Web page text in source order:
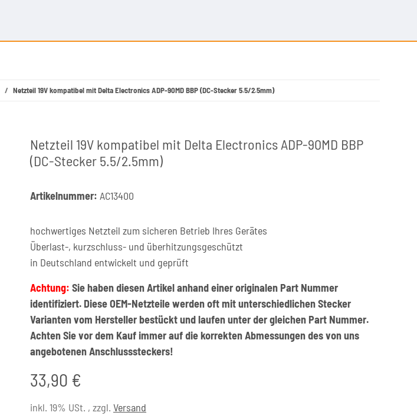
Netzteil 19V kompatibel mit Delta Electronics ADP-90MD BBP (DC-Stecker 5.5/2.5mm)
Netzteil 19V kompatibel mit Delta Electronics ADP-90MD BBP
(DC-Stecker 5.5/2.5mm)
Artikelnummer: AC13400
hochwertiges Netzteil zum sicheren Betrieb Ihres Gerätes
Überlast-, kurzschluss- und überhitzungsgeschützt
in Deutschland entwickelt und geprüft
Achtung: Sie haben diesen Artikel anhand einer originalen Part Nummer
identifiziert. Diese OEM-Netzteile werden oft mit unterschiedlichen Stecker
Varianten vom Hersteller bestückt und laufen unter der gleichen Part Nummer.
Achten Sie vor dem Kauf immer auf die korrekten Abmessungen des von uns
angebotenen Anschlusssteckers!
33,90 €
inkl. 19% USt. , zzgl. Versand